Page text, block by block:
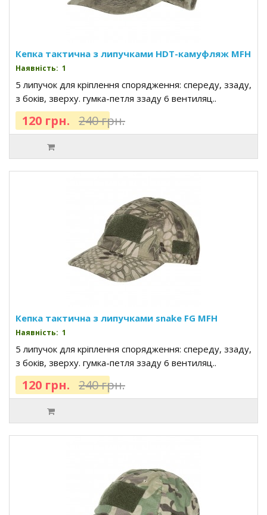
Кепка тактична з липучками HDT-камуфляж MFH
Наявність: 1
5 липучок для кріплення спорядження: спереду, ззаду,
з боків, зверху. гумка-петля ззаду 6 вентиляц..
120 грн. 240 грн.
Кепка тактична з липучками snake FG MFH
Наявність: 1
5 липучок для кріплення спорядження: спереду, ззаду,
з боків, зверху. гумка-петля ззаду 6 вентиляц..
120 грн. 240 грн.